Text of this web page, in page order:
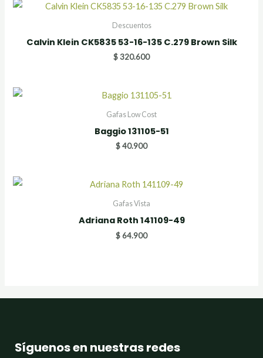
Descuentos
Calvin Klein CK5835 53-16-135 C.279 Brown Silk
$320.600
Gafas Low Cost
Baggio 131105-51
$40.900
Gafas Vista
Adriana Roth 141109-49
$64.900
Síguenos en nuestras redes